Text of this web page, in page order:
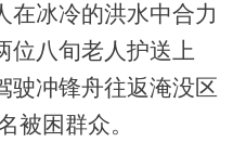
在冰冷的洪水中合力
位八旬老人护送上
驶冲锋舟往返淹没区
被困群众。